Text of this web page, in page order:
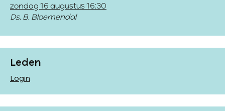
zondag 16 augustus 16:30
Ds. B. Bloemendal
Leden
Login